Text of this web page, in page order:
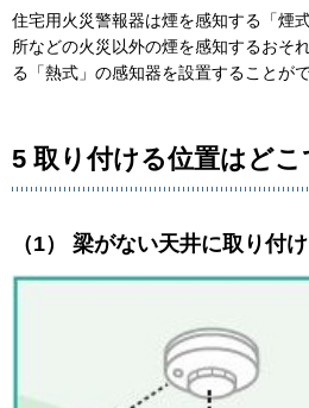
住宅用火災警報器は煙を感知する「煙
所などの火災以外の煙を感知するおそ
る「熱式」の感知器を設置することがで
5 取り付ける位置はどこ
（1） 梁がない天井に取り付